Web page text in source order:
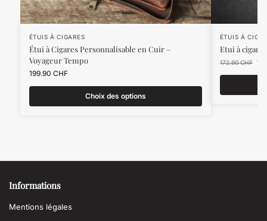
ÉTUIS À CIGARES
Étui à Cigares Personnalisable en Cuir –
Voyageur Tempo
199.90 CHF
Choix des options
ÉTUIS À
Etui à
172.90CHF
Informations
Mentions légales